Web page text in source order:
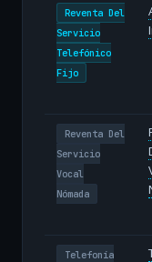
Reventa Del
Servicio
Telefónico
Fijo
Reventa Del
Servicio
Vocal
Nómada
Telefonía